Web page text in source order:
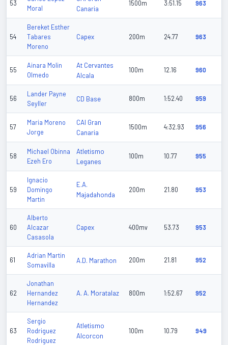
53
Moral
Canaria
1500m 3:51.15 963
54
Bereket Esther
Tabares
Moreno
Capex 200m 24.77 963
55
Ainara Molin
Olmedo
At Cervantes
Alcala
100m 12.16 960
56
Lander Payne
Seyller
CD Base 800m 1:52.40 959
57
Maria Moreno
Jorge
CAI Gran
Canaria
1500m 4:32.93 956
58
Michael Obinna
Ezeh Ero
Atletismo
Leganes
100m 10.77 955
59
Ignacio
Domingo
Martin
E.A.
Majadahonda
200m 21.80 953
60
Alberto
Alcazar
Casasola
Capex 400mv 53.73 953
61
Adrian Martin
Somavilla
A.D. Marathon 200m 21.81 952
62
Jonathan
Hernandez
Hernandez
A. A. Moratalaz 800m 1:52.67 952
63
Sergio
Rodriguez
Rodriguez
Atletismo
Alcorcon
100m 10.79 949